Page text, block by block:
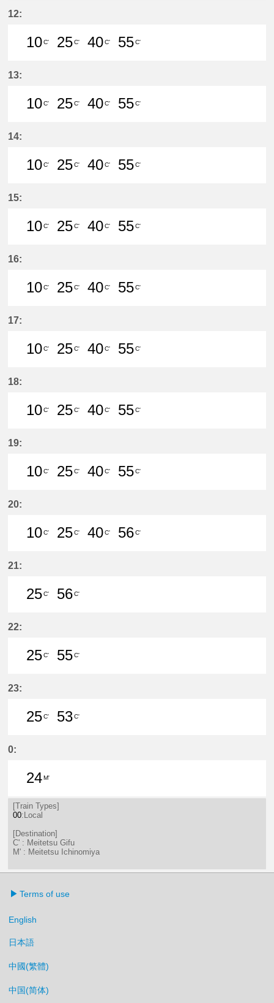
12:
10C'
25C'
40C'
55C'
13:
10C'
25C'
40C'
55C'
14:
10C'
25C'
40C'
55C'
15:
10C'
25C'
40C'
55C'
16:
10C'
25C'
40C'
55C'
17:
10C'
25C'
40C'
55C'
18:
10C'
25C'
40C'
55C'
19:
10C'
25C'
40C'
55C'
20:
10C'
25C'
40C'
56C'
21:
25C'
56C'
22:
25C'
55C'
23:
25C'
53C'
0:
24
24分はつ LocalMeitetsu
M'
[Train Types]
00:Local
[Destination]
C' : Meitetsu Gifu
M' : Meitetsu Ichinomiya
Terms of use
English
日本語
中國(繁體)
中国(简体)